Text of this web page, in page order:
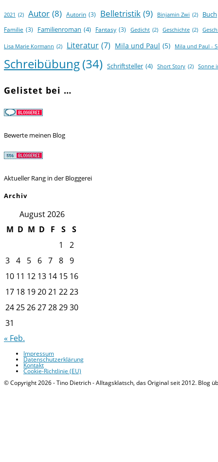
2021 (2) Autor (8) Autorin (3) Belletristik (9) Binjamin Zwi (2) Buch
Familie (3) Familienroman (4) Fantasy (3) Gedicht (2) Geschichte (2)
Lisa Marie Kormann (2) Literatur (7) Mila und Paul (5) Mila und Paul -
Schreibübung(34) Schriftsteller (4) Short Story (2) Sonne
Gelistet bei …
Bewerte meinen Blog
Aktueller Rang in der Bloggerei
Archiv
August 2026
M D M D F S
S
1
2
3 4 5 6 7 8 9
10 11 12 13 14 15 16
17 18 192021 2223
24252627282930
31
« Feb.
Impressum
Datenschutzerklärung
Kontakt
Cookie-Richtlinie (EU)
© Copyright 2026 - Tino Dietrich - Alltagsklatsch, das Original seit 2012. Blog